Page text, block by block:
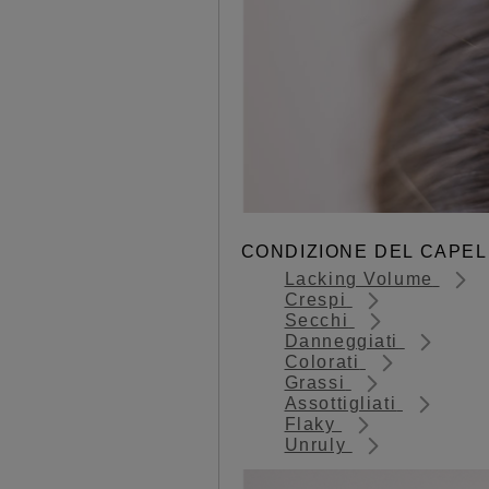
CONDIZIONE DEL
Lacking Volume
Crespi
Secchi
Danneggiati
Colorati
Grassi
Assottigliati
Flaky
Unruly